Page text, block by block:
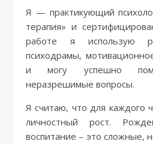
Я — практикующий
терапия» и
работе я использую
психодрамы,
и могу успешно
неразрешимые вопросы.
Я считаю, что для каждого
личностный рост.
воспитание – это сложные,